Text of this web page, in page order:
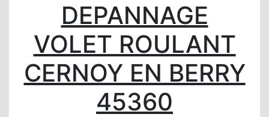
DEPANNAGE
VOLET ROULANT
CERNOY EN BERRY
45360